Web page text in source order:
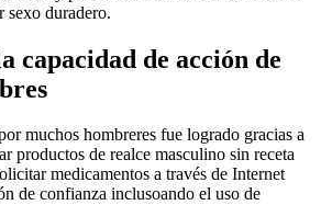
sexo duradero.
capacidad de acción de
muchos hombreres fue logrado gracias a
productos de realce masculino sin receta
medicamentos a través de Internet
de confianza inclusoando el uso de